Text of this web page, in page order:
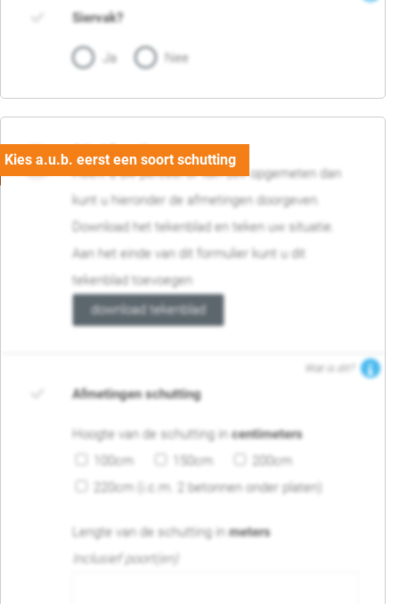
Siervak?
Ja Nee
04. Afmetingen
Heeft u uw perceel of tuin zelf opgemeten dan
kunt u hieronder de afmetingen doorgeven.
Download het tekenblad en teken uw situatie.
Aan het einde van dit formulier kunt u dit
tekenblad toevoegen
download tekenblad
Wat is dit?
Afmetingen schutting
Hoogte van de schutting incentimeters
100cm
150cm
200cm
220cm (i.c.m. 2 betonnen onder platen)
Lengte van de schutting inmeters
Inclusief poort(en)